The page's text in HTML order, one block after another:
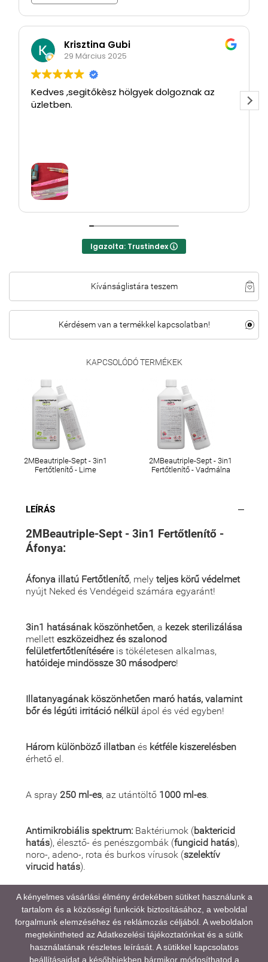
Krisztina Gubi
29 Március 2025
Kedves ,segitőkèsz hölgyek dolgoznak az
üzletben.
Igazolta: Trustindex
Kívánságlistára teszem
Kérdésem van a termékkel kapcsolatban!
KAPCSOLÓDÓ TERMÉKEK
2MBeautriple-Sept - 3in1
Fertőtlenítő - Lime
2MBeautriple-Sept - 3in1
Fertőtlenítő - Vadmálna
LEÍRÁS
2MBeautriple-Sept - 3in1 Fertőtlenítő -
Áfonya:
Áfonya illatú Fertőtlenítő, mely teljes körű védelmet
nyújt Neked és Vendégeid számára egyaránt!
3in1 hatásának köszönhetően, a kezek sterilizálása
mellett eszközeidhez és szalonod
felületfertőtlenítéséreis tökéletesen alkalmas,
hatóideje mindössze 30 másodperc!
Illatanyagának köszönhetően maró hatás, valamint
bőr és légúti irritáció nélkül ápol és véd egyben!
Három különböző illatban és kétféle kiszerelésben
érhető el.
A spray 250 ml-es, az utántöltő 1000 ml-es.
Antimikrobiális spektrum: Baktériumok (baktericid
hatás), élesztő- és penészgombák (fungicid hatás),
noro-, adeno-, rota és burkos vírusok (szelektív
virucid hatás).
A médiatartalmainkban megjelenő színek eltérhetnek
a valóságtól, kijelző és monitor beállításaitól,
valamint a környezeti fényviszonyoktól függően.
A kényelmes vásárlási élmény érdekében sütiket használunk a
tartalom és a közösségi funkciók biztosításához, a weboldal
forgalmunk elemzéséhez és reklámozás céljából. A weboldalon
megtekintheted azAdatkezelési tájékoztatónkat és a sütik
használatának részletes leírását. A sütikkel kapcsolatos
beállításaidat a későbbiekben bármikor módosíthatod a